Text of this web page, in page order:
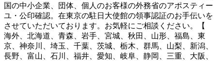
国の中小企業、団体、個人のお客様の外務省のアポスティー
ユ・公印確認。在東京の駐日大使館の領事認証のお手伝いを
させていただいております。お気軽にご相談ください。【
海外、北海道、青森、岩手、宮城、秋田、山形、福島、東
京、神奈川、埼玉、千葉、茨城、栃木、群馬、山梨、新潟、
長野、富山、石川、福井、愛知、岐阜、静岡、三重、大阪、